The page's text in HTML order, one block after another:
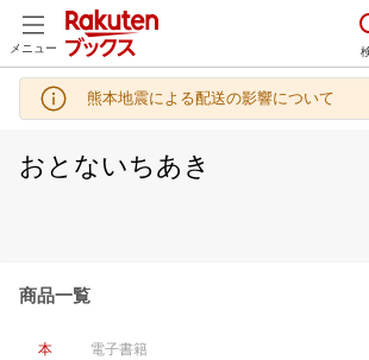
メニュー
熊本地震による配送の影響について
おとないちあき
商品一覧
本 電子書籍